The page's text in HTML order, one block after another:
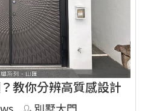
教你分辨高質感設計